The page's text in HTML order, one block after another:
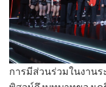
การมีส่วนร่วมในงาน